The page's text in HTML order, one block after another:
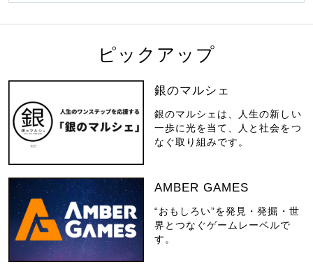
ピックアップ
銀のマルシェ
銀のマルシェは、人生の新しい
一歩に光を当て、人と社会をつ
なぐ取り組みです。
AMBER GAMES
“おもしろい”を発見・発掘・世
界とつなぐゲームレーベルで
す。